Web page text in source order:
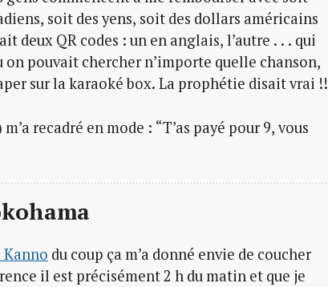
soit des yens, soit des dollars américains
deux QR codes : un en anglais, l’autre . . . qui
pouvait chercher n’importe quelle chanson,
sur la karaoké box. La prophétie disait vrai !!
recadré en mode : “T’as payé pour 9, vous
Kanno du coup ça m’a donné envie de coucher
il est précisément 2 h du matin et que je